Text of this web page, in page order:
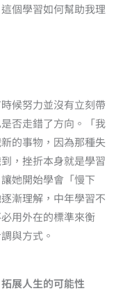
個學習如何幫助我理
候努力並沒有立刻帶
否走錯了方向。「我
的事物，因為那種失
，挫折本身就是學習
她開始學會「慢下
漸理解，中年學習不
用外在的標準來衡
與方式。
展人生的可能性